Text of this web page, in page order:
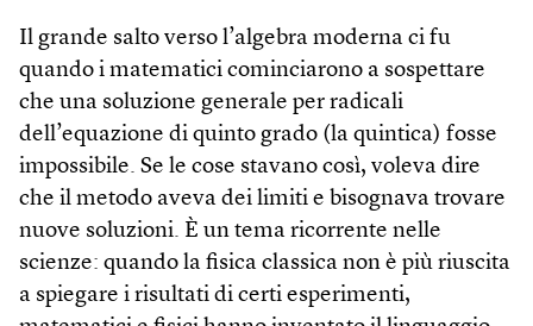
Il grande salto verso l’algebra moderna ci fu
quando i matematici cominciarono a sospettare
che una soluzione generale per radicali
dell’equazione di quinto grado (la quintica) fosse
impossibile. Se le cose stavano così, voleva dire
che il metodo aveva dei limiti e bisognava trovare
nuove soluzioni. È un tema ricorrente nelle
scienze: quando la fisica classica non è più riuscita
a spiegare i risultati di certi esperimenti,